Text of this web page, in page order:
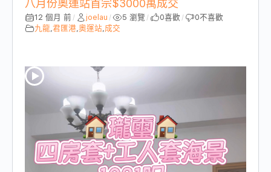
八月份奧運站首宗$3000萬成交
12 個月 前 / joelau / 5 瀏覽 / 0喜歡 / 0不喜歡
九龍 君匯港 奧運站 成交